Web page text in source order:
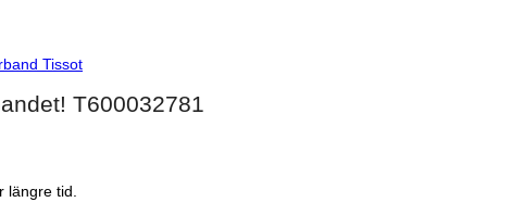
Tissot
T600032781
längre tid.